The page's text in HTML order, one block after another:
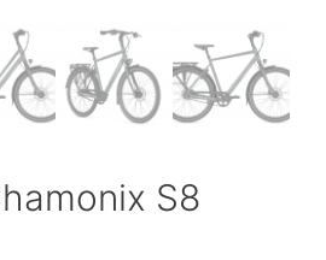
S8